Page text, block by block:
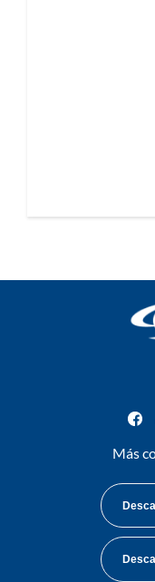
Más